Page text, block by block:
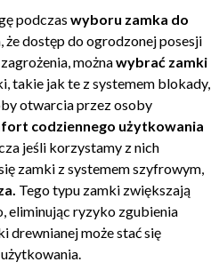
podczaswyboru zamka do
dostęp do ogrodzonej posesji
możnawybrać zamki
takie jak te z systemem blokady,
otwarcia przez osoby
codziennego użytkowania
jeśli korzystamy z nich
zamki z systemem szyfrowym,
Tego typu zamki zwiększają
eliminując ryzyko zgubienia
drewnianej może stać się
użytkowania.